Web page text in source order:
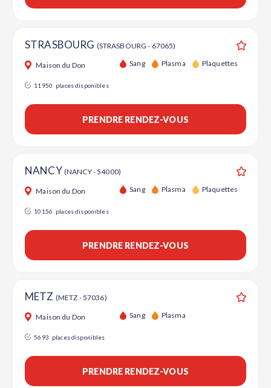
STRASBOURG (STRASBOURG - 67065)
Maison du Don Sang Plasma Plaquettes
11950 places disponibles
PRENDRE RENDEZ-VOUS
NANCY (NANCY - 54000)
Maison du Don Sang Plasma Plaquettes
10156 places disponibles
PRENDRE RENDEZ-VOUS
METZ (METZ - 57036)
Maison du Don Sang Plasma
5693 places disponibles
PRENDRE RENDEZ-VOUS